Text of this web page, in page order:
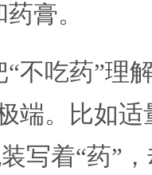
膏。
不吃药”理
端。比如
写着“药”